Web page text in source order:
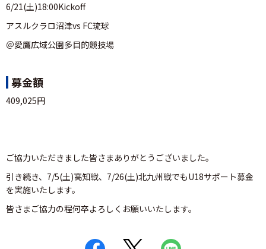
6/21(土)18:00Kickoff
アスルクラロ沼津vs FC琉球
＠愛鷹広域公園多目的競技場
募金額
409,025円
ご協力いただきました皆さまありがとうございました。
引き続き、7/5(土)高知戦、7/26(土)北九州戦でもU18サポート募金
を実施いたします。
皆さまご協力の程何卒よろしくお願いいたします。